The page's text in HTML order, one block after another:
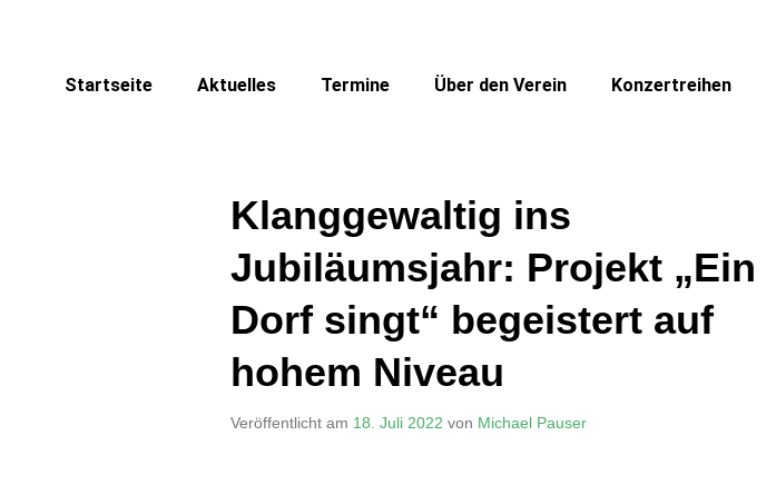
Startseite Aktuelles Termine Über den Verein Konzertreihen
Klanggewaltig ins
Jubiläumsjahr: Projekt „Ein
Dorf singt“ begeistert auf
hohem Niveau
Veröffentlicht am 18. Juli 2022 von Michael Pauser